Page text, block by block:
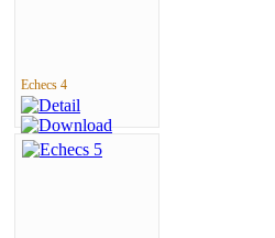
Echecs 4